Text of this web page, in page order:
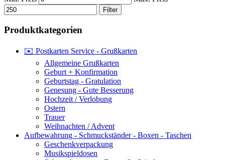
Filter
Produktkategorien
✉️ Postkarten Service - Grußkarten
Allgemeine Grußkarten
Geburt + Konfirmation
Geburtstag - Gratulation
Genesung - Gute Besserung
Hochzeit / Verlobung
Ostern
Trauer
Weihnachten / Advent
Aufbewahrung - Schmuckständer - Boxen - Taschen
Geschenkverpackung
Musikspieldosen